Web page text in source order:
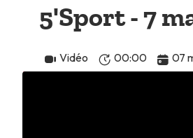
5'Sport - 7
Vidéo 00:00 07